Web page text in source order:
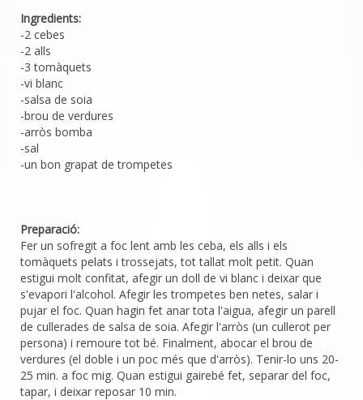
Ingredients:
-2 cebes
-2 alls
-3 tomàquets
-vi blanc
-salsa de soia
-brou de verdures
-arròs bomba
-sal
-un bon grapat de trompetes
Preparació:
Fer un sofregit a foc lent amb les ceba, els alls i els
tomàquets pelats i trossejats, tot tallat molt petit. Quan
estigui molt confitat, afegir un doll de vi blanc i deixar que
s'evapori l'alcohol. Afegir les trompetes ben netes, salar i
pujar el foc. Quan hagin fet anar tota l'aigua, afegir un parell
de cullerades de salsa de soia. Afegir l'arròs (un cullerot per
persona) i remoure tot bé. Finalment, abocar el brou de
verdures (el doble i un poc més que d'arròs). Tenir-lo uns 20-
25 min. a foc mig. Quan estigui gairebé fet, separar del foc,
tapar, i deixar reposar 10 min.